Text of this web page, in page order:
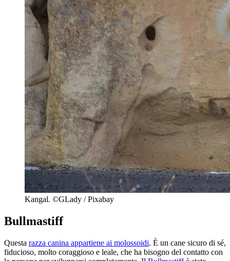
Kangal. ©GLady / Pixabay
Bullmastiff
Questa razza canina appartiene ai molossoidi. È un cane sicuro di sé,
fiducioso, molto coraggioso e leale, che ha bisogno del contatto con